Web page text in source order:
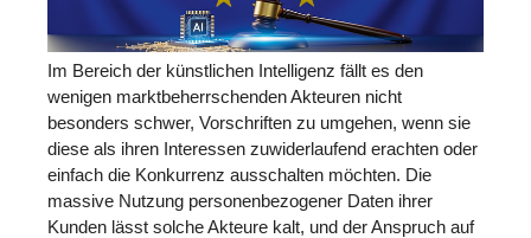
Im Bereich der künstlichen Intelligenz fällt es den
wenigen marktbeherrschenden Akteuren nicht
besonders schwer, Vorschriften zu umgehen, wenn sie
diese als ihren Interessen zuwiderlaufend erachten oder
einfach die Konkurrenz ausschalten möchten. Die
massive Nutzung personenbezogener Daten ihrer
Kunden lässt solche Akteure kalt, und der Anspruch auf